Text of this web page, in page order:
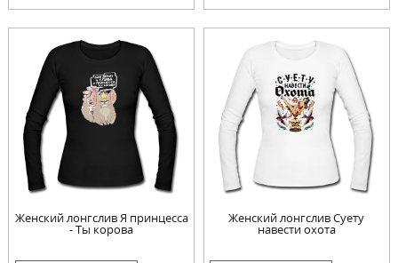
Женский лонгслив Я принцесса
- Ты корова
Женский лонгслив Суету
навести охота